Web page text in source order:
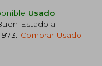
Usado
Estado a
Comprar Usado